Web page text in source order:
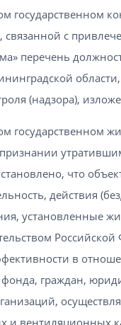
с
перечень
(надзора),
государственном
что
действия
установленные
в
граждан,
и вентиляционных